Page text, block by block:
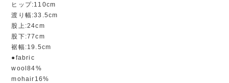
ヒップ:110cm
渡り幅:33.5cm
股上:24cm
股下:77cm
裾幅:19.5cm
●fabric
wool84%
mohair16%